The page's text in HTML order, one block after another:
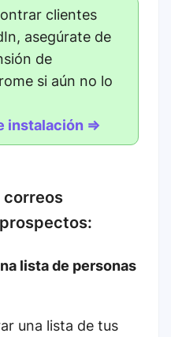
clientes
asegúrate de
de
si aún no lo
instalación ⇒
correos
lista de personas
una lista de tus